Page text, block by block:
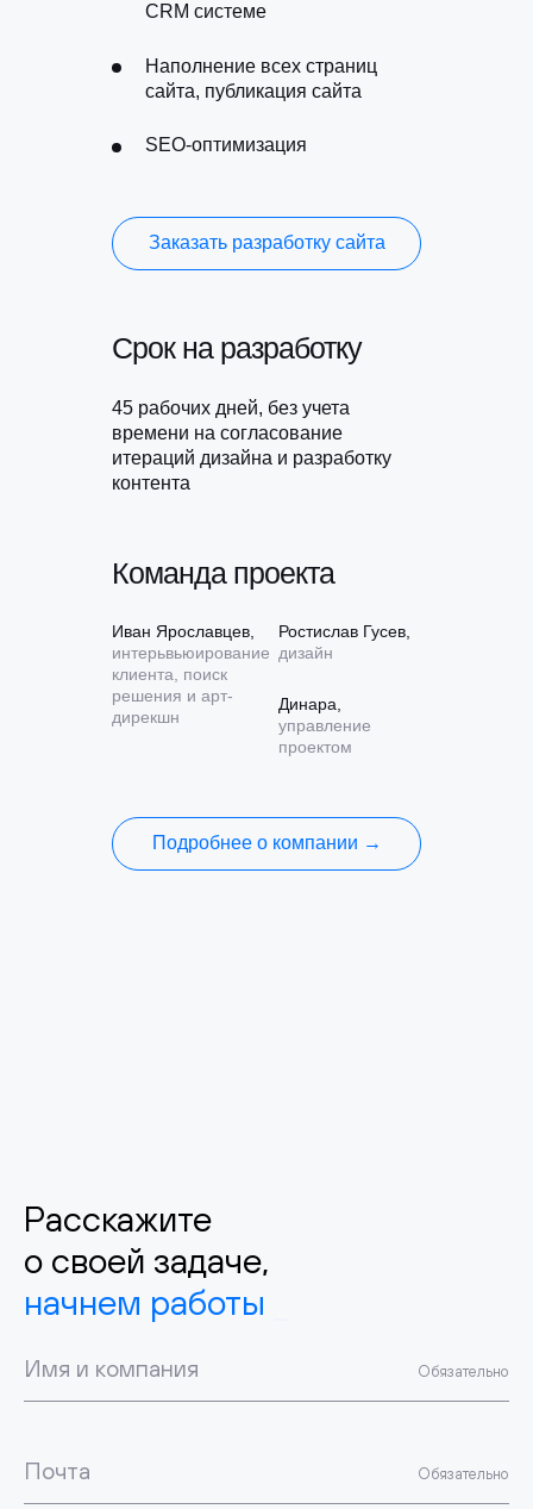
Срок на разработку
Команда проекта
45 рабочих дней, без учета
времени на согласование
итераций дизайна и разработку
контента
CRM системе
Наполнение всех страниц
сайта, публикация сайта
SEO-оптимизация
Иван Ярославцев, Ростислав Гусев,
Динара,
интерьвьюирование
клиента, поиск
решения и арт-
дирекшн
дизайн
управление
проектом
Заказать разработку сайта
Подробнее о компании →
Расскажите
о своей задаче,
начнем работы
Имя и компания Обязательно
Почта Обязательно